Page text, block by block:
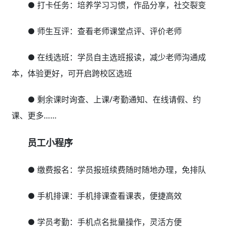
● 打卡任务：培养学习习惯，作品分享，社交裂变
● 师生互评：查看老师课堂点评、评价老师
● 在线选班：学员自主选班报读，减少老师沟通成
本，体验更好，可开启跨校区选班
● 剩余课时询查、上课/考勤通知、在线请假、约
课、更多……
员工小程序
● 缴费报名：学员报班续费随时随地办理，免排队
● 手机排课：手机排课查看课表，便捷高效
● 学员考勤：手机点名批量操作，灵活方便